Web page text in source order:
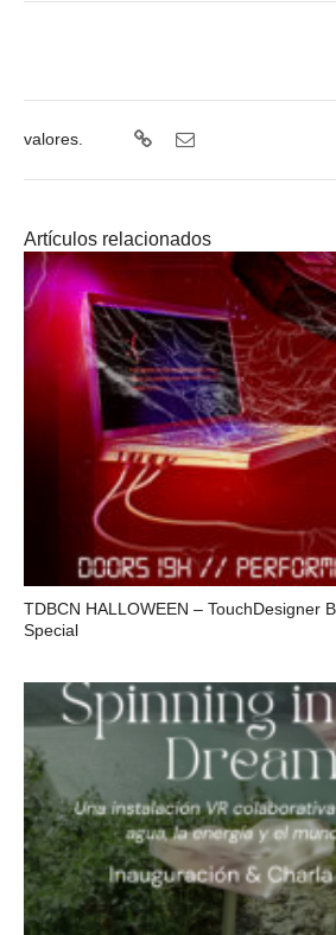
valores.
Artículos relacionados
TDBCN HALLOWEEN – TouchDesigner
Special